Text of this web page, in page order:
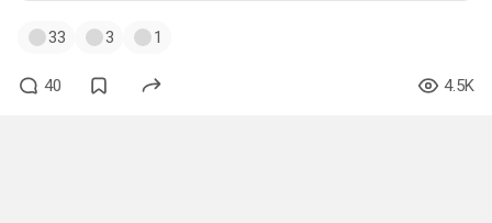
33 3 1
40 4.5K